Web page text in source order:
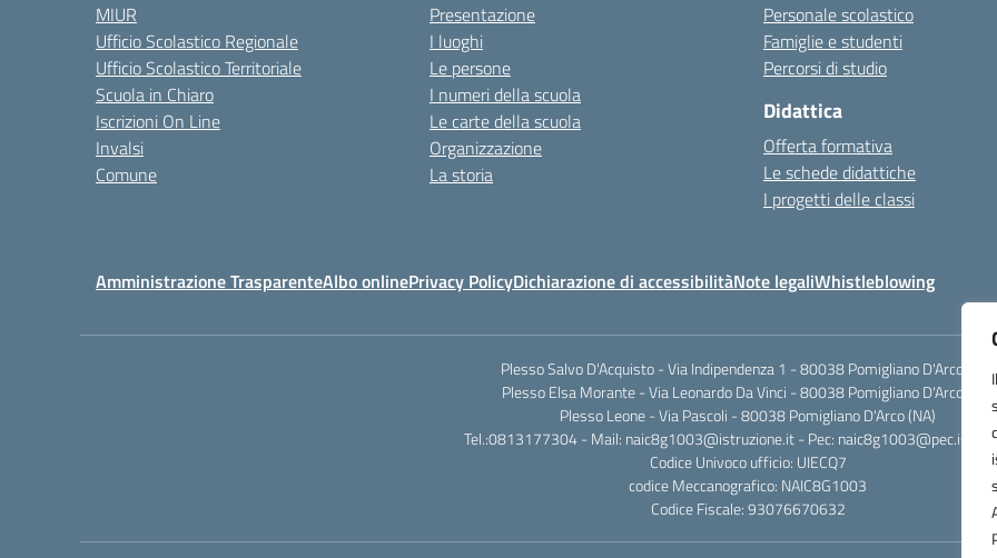
MIUR
Ufficio Scolastico Regionale
Ufficio Scolastico Territoriale
Scuola in Chiaro
Iscrizioni On Line
Invalsi
Comune
Presentazione
I luoghi
Le persone
I numeri della scuola
Le carte della scuola
Organizzazione
La storia
Personale scolastico
Famiglie e studenti
Percorsi di studio
Didattica
Offerta formativa
Le schede didattiche
I progetti delle classi
Amministrazione TrasparenteAlbo onlinePrivacy PolicyDichiarazione di accessibilitàNote legaliWhistleblowing
Plesso Salvo D'Acquisto - Via Indipendenza 1 - 80038 Pomigliano D'Arco (NA)
Plesso Elsa Morante - Via Leonardo Da Vinci - 80038 Pomigliano D'Arco (NA)
Plesso Leone - Via Pascoli - 80038 Pomigliano D'Arco (NA)
Tel.:0813177304 - Mail: naic8g1003@istruzione.it - Pec:
Codice Univoco ufficio: UIECQ7
codice Meccanografico: NAIC8G1003
Codice Fiscale: 93076670632